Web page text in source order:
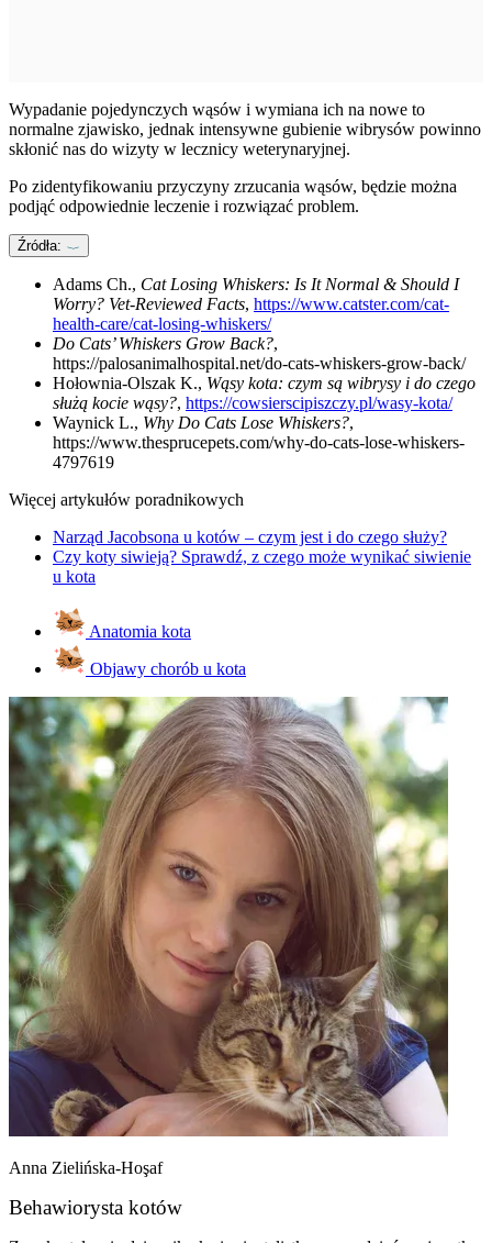
Wypadanie pojedynczych wąsów i wymiana ich na nowe to
normalne zjawisko, jednak intensywne gubienie wibrysów powinno
skłonić nas do wizyty w lecznicy weterynaryjnej.
Po zidentyfikowaniu przyczyny zrzucania wąsów, będzie można
podjąć odpowiednie leczenie i rozwiązać problem.
Źródła:
Adams Ch., Cat Losing Whiskers: Is It Normal & Should I
Worry? Vet-Reviewed Facts, https://www.catster.com/cat-
health-care/cat-losing-whiskers/
Do Cats’ Whiskers Grow Back?,
https://palosanimalhospital.net/do-cats-whiskers-grow-back/
Hołownia-Olszak K., Wąsy kota: czym są wibrysy i do czego
służą kocie wąsy?, https://cowsierscipiszczy.pl/wasy-kota/
Waynick L., Why Do Cats Lose Whiskers?,
https://www.thesprucepets.com/why-do-cats-lose-whiskers-
4797619
Więcej artykułów poradnikowych
Narząd Jacobsona u kotów – czym jest i do czego służy?
Czy koty siwieją? Sprawdź, z czego może wynikać siwienie
u kota
Anatomia kota
Objawy chorób u kota
Anna Zielińska-Hoşaf
Behawiorysta kotów